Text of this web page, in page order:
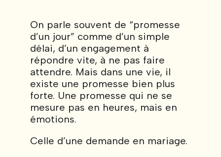
On parle souvent de “promesse
d’un jour” comme d’un simple
délai, d’un engagement à
répondre vite, à ne pas faire
attendre. Mais dans une vie, il
existe une promesse bien plus
forte. Une promesse qui ne se
mesure pas en heures, mais en
émotions.
Celle d’une demande en mariage.